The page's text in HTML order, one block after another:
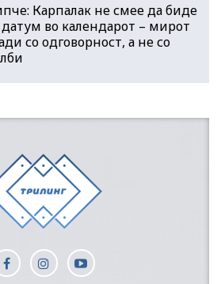
Карпалак не смее да биде
во календарот – мирот
со одговорност, а не со